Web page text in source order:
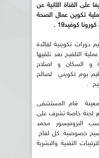
على القناة الثانية عن
تكوين عمال الصحة
كوفيد19 .
تكوينية لفائدة
التلقيح بعد تلقيها
و السكان و اصلاح
يوم تكويني لصالح
.
قام المستشفى
لجنة خاصة تشرف على
البروفيسور محمد
خصوصية كل لقاح
التقنية والبشرية